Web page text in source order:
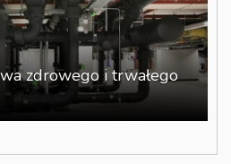
zdrowego i trwałego